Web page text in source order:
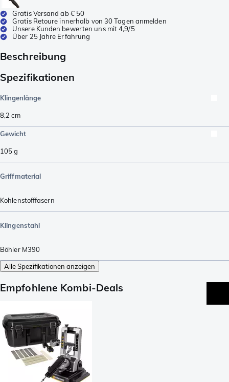
Gratis Versand ab € 50
Gratis Retoure innerhalb von 30 Tagen anmelden
Unsere Kunden bewerten uns mit 4,9/5
Über 25 Jahre Erfahrung
Beschreibung
Spezifikationen
Klingenlänge
8,2 cm
Gewicht
105g
Griffmaterial
Kohlenstofffasern
Klingenstahl
Böhler M390
Alle Spezifikationen anzeigen
Empfohlene Kombi-Deals